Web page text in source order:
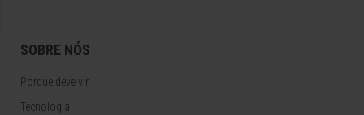
SOBRE NÓS
Porque deve vir
Tecnologia